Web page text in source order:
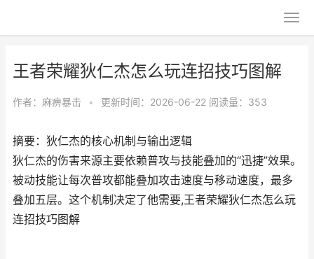
王者荣耀狄仁杰怎么玩连招技巧图解
作者： 麻痹暴击 • 更新时间：2026-06-22 阅读量：353
摘要：狄仁杰的核心机制与输出逻辑
狄仁杰的伤害来源主要依赖普攻与技能叠加的“迅捷”效果。
被动技能让每次普攻都能叠加攻击速度与移动速度，最多
叠加五层。这个机制决定了他需要,王者荣耀狄仁杰怎么玩
连招技巧图解